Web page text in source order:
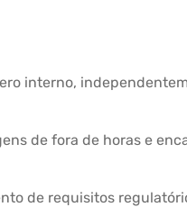
interno,
de fora de horas e
de requisitos